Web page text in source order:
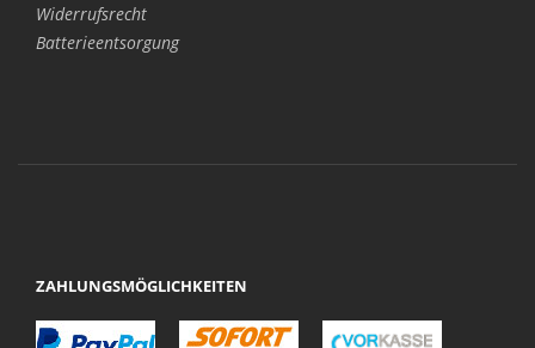
Widerrufsrecht
Batterieentsorgung
ZAHLUNGSMÖGLICHKEITEN